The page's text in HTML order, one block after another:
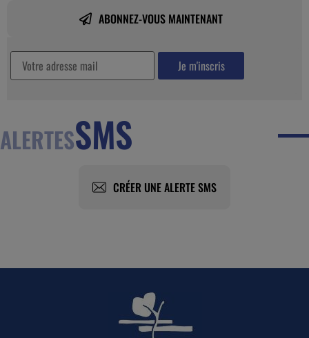
ABONNEZ-VOUS MAINTENANT
ALERTESSMS
CRÉER UNE ALERTE SMS